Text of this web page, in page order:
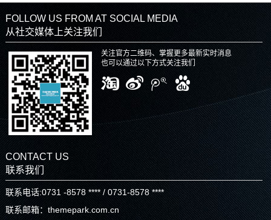
FOLLOW US FROM AT SOCIAL MEDIA
从社交媒体上关注我们
关注官方二维码、掌握更多最新实时消息
也可以通过以下方式关注我们
CONTACT US
联系我们
联系电话:0731 -8578 **** / 0731-8578 ****
联系邮箱：themepark.com.cn